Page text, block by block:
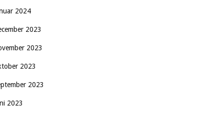
2024
2023
2023
2023
2023
2023